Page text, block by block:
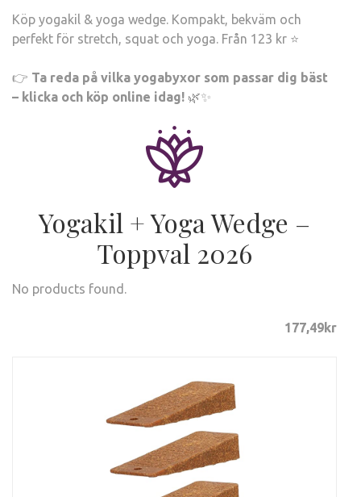
Köp yogakil & yoga wedge. Kompakt, bekväm och
perfekt för stretch, squat och yoga. Från 123 kr ⭐
👉 Ta reda på vilka yogabyxor som passar dig bäst
– klicka och köp online idag! 🌿✨
Yogakil + Yoga Wedge –
Toppval 2026
No products found.
177,49kr